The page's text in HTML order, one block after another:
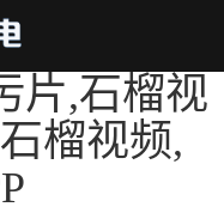
片,石榴视
榴视频,